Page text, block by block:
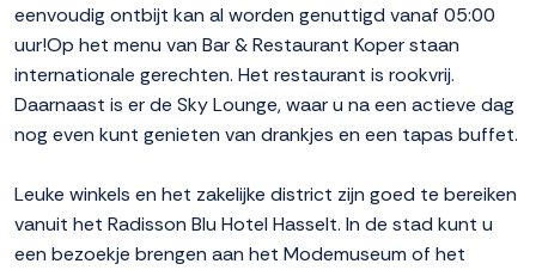
eenvoudig ontbijt kan al worden genuttigd vanaf 05:00
uur!Op het menu van Bar & Restaurant Koper staan
internationale gerechten. Het restaurant is rookvrij.
Daarnaast is er de Sky Lounge, waar u na een actieve dag
nog even kunt genieten van drankjes en een tapas buffet.
Leuke winkels en het zakelijke district zijn goed te bereiken
vanuit het Radisson Blu Hotel Hasselt. In de stad kunt u
een bezoekje brengen aan het Modemuseum of het